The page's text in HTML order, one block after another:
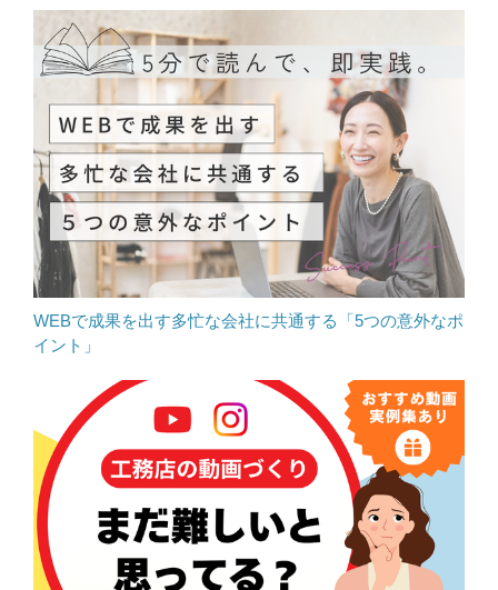
WEBで成果を出す多忙な会社に共通する「5つの意外なポ
イント」